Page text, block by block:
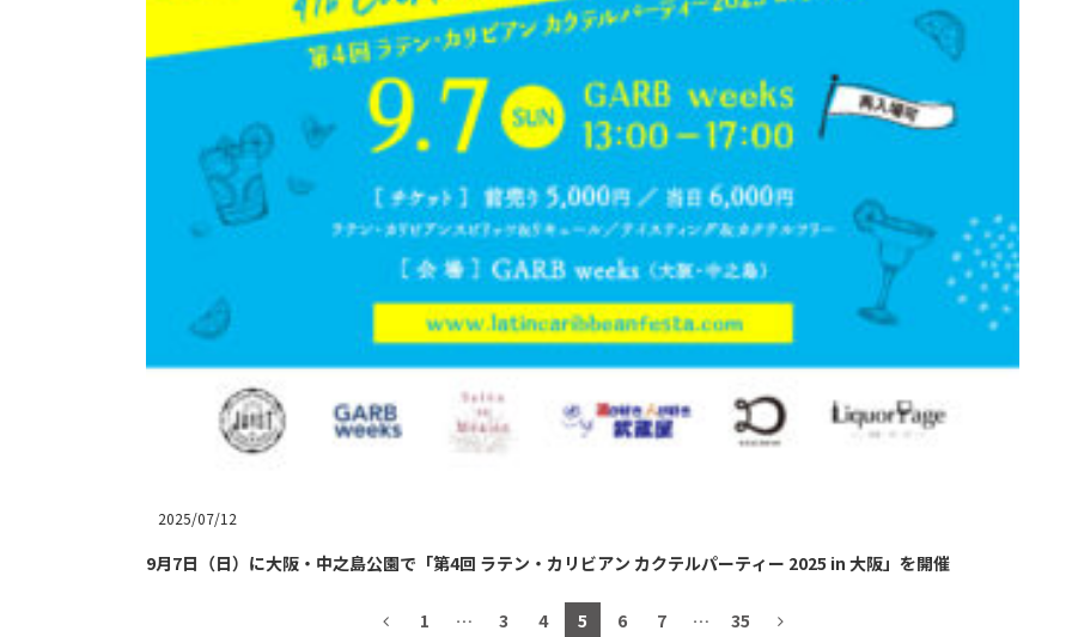
2025/07/12
9月7日（日）に大阪・中之島公園で「第4回 ラテン・カリビアン カクテルパーティー 2025 in 大阪」を開催
1 … 3 4 5 6 7 … 35